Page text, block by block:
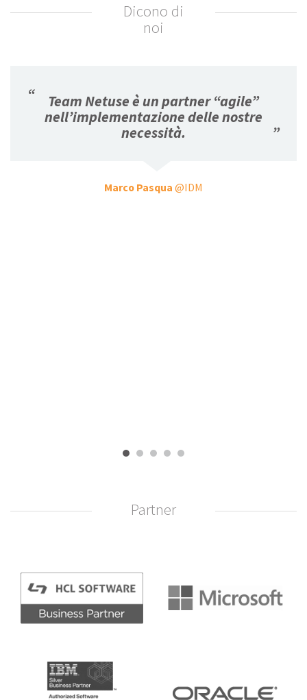
Dicono di
noi
“
Team Netuse è un partner “agile”
nell’implementazione delle nostre
necessità.
”
Marco Pasqua @IDM
Partner